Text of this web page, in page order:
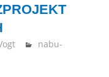
nabu-